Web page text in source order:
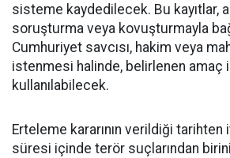
sisteme kaydedilecek. Bu kayıtlar,
soruşturma veya kovuşturmayla
Cumhuriyet savcısı, hakim veya
istenmesi halinde, belirlenen amaç
kullanılabilecek.
Erteleme kararının verildiği
süresi içinde terör suçlarından